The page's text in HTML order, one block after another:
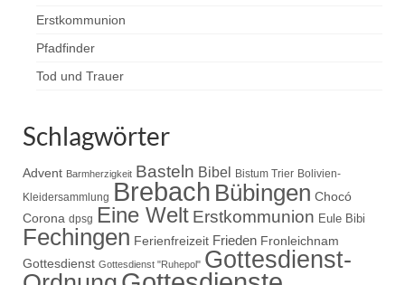
Erstkommunion
Pfadfinder
Tod und Trauer
Schlagwörter
Advent Barmherzigkeit Basteln Bibel Bistum Trier Bolivien-
Kleidersammlung Brebach Bübingen Chocó
Corona dpsg Eine Welt Erstkommunion Eule Bibi
Fechingen Ferienfreizeit Frieden Fronleichnam
Gottesdienst Gottesdienst "Ruhepol" Gottesdienst-